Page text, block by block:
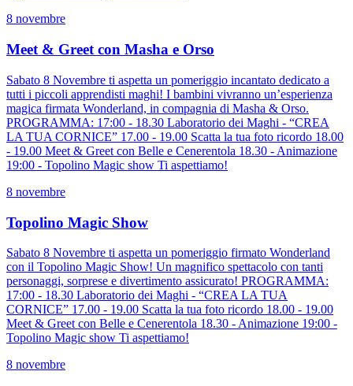
8 novembre
Meet & Greet con Masha e Orso
Sabato 8 Novembre ti aspetta un pomeriggio incantato dedicato a
tutti i piccoli apprendisti maghi! I bambini vivranno un’esperienza
magica firmata Wonderland, in compagnia di Masha & Orso.
PROGRAMMA: 17:00 - 18.30 Laboratorio dei Maghi - “CREA
LA TUA CORNICE” 17.00 - 19.00 Scatta la tua foto ricordo 18.00
- 19.00 Meet & Greet con Belle e Cenerentola 18.30 - Animazione
19:00 - Topolino Magic show Ti aspettiamo!
8 novembre
Topolino Magic Show
Sabato 8 Novembre ti aspetta un pomeriggio firmato Wonderland
con il Topolino Magic Show! Un magnifico spettacolo con tanti
personaggi, sorprese e divertimento assicurato! PROGRAMMA:
17:00 - 18.30 Laboratorio dei Maghi - “CREA LA TUA
CORNICE” 17.00 - 19.00 Scatta la tua foto ricordo 18.00 - 19.00
Meet & Greet con Belle e Cenerentola 18.30 - Animazione 19:00 -
Topolino Magic show Ti aspettiamo!
8 novembre